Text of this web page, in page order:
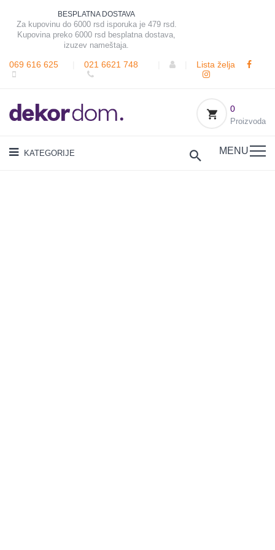
BESPLATNA DOSTAVA
Za kupovinu do 6000 rsd isporuka je 479 rsd.
Kupovina preko 6000 rsd besplatna dostava,
izuzev nameštaja.
069 616 625 021 6621 748 Lista želja
0
Proizvoda
KATEGORIJE MENU